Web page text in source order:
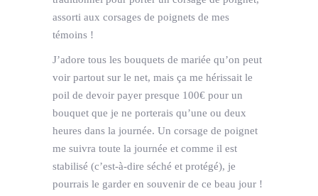
assorti aux corsages de poignets de mes
témoins !
J’adore tous les bouquets de mariée qu’on peut
voir partout sur le net, mais ça me hérissait le
poil de devoir payer presque 100€ pour un
bouquet que je ne porterais qu’une ou deux
heures dans la journée. Un corsage de poignet
me suivra toute la journée et comme il est
stabilisé (c’est-à-dire séché et protégé), je
pourrais le garder en souvenir de ce beau jour !